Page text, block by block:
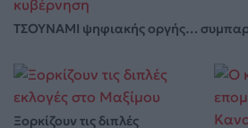
ΤΣΟΥΝΑΜΙ ψηφιακής οργής…
Ξορκίζουν τις διπλές